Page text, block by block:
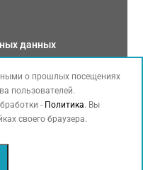
данных
о прошлых посещениях
пользователей.
- Политика. Вы
своего браузера.